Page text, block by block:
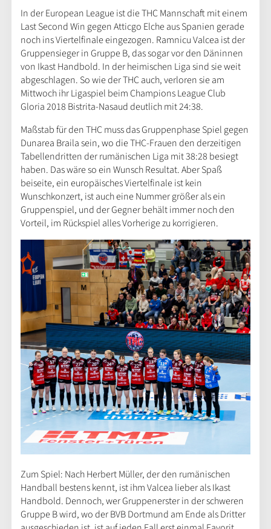
In der European League ist die THC Mannschaft mit einem
Last Second Win gegen Atticgo Elche aus Spanien gerade
noch ins Viertelfinale eingezogen. Ramnicu Valcea ist der
Gruppensieger in Gruppe B, das sogar vor den Däninnen
von Ikast Handbold. In der heimischen Liga sind sie weit
abgeschlagen. So wie der THC auch, verloren sie am
Mittwoch ihr Ligaspiel beim Champions League Club
Gloria 2018 Bistrita-Nasaud deutlich mit 24:38.
Maßstab für den THC muss das Gruppenphase Spiel gegen
Dunarea Braila sein, wo die THC-Frauen den derzeitigen
Tabellendritten der rumänischen Liga mit 38:28 besiegt
haben. Das wäre so ein Wunsch Resultat. Aber Spaß
beiseite, ein europäisches Viertelfinale ist kein
Wunschkonzert, ist auch eine Nummer größer als ein
Gruppenspiel, und der Gegner behält immer noch den
Vorteil, im Rückspiel alles Vorherige zu korrigieren.
Zum Spiel: Nach Herbert Müller, der den rumänischen
Handball bestens kennt, ist ihm Valcea lieber als Ikast
Handbold. Dennoch, wer Gruppenerster in der schweren
Gruppe B wird, wo der BVB Dortmund am Ende als Dritter